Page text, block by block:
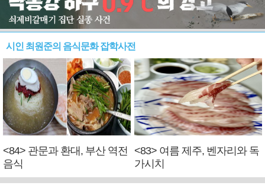
시인 최원준의 음식문화 잡학사전
<84> 관문과 환대, 부산 역전
음식
<83> 여름 제주, 벤자리와 독
가시치